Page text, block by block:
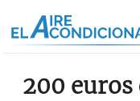
200 euros